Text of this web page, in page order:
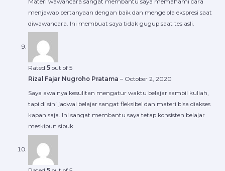
Materi wawancara sangat membantu saya memahami cara
menjawab pertanyaan dengan baik dan mengelola ekspresi saat
diwawancara. Ini membuat saya tidak gugup saat tes asli.
Rated 5out of 5
Rizal Fajar Nugroho Pratama – October 2, 2020
Saya awalnya kesulitan mengatur waktu belajar sambil kuliah,
tapi di sini jadwal belajar sangat fleksibel dan materi bisa diakses
kapan saja. Ini sangat membantu saya tetap konsisten belajar
meskipun sibuk.